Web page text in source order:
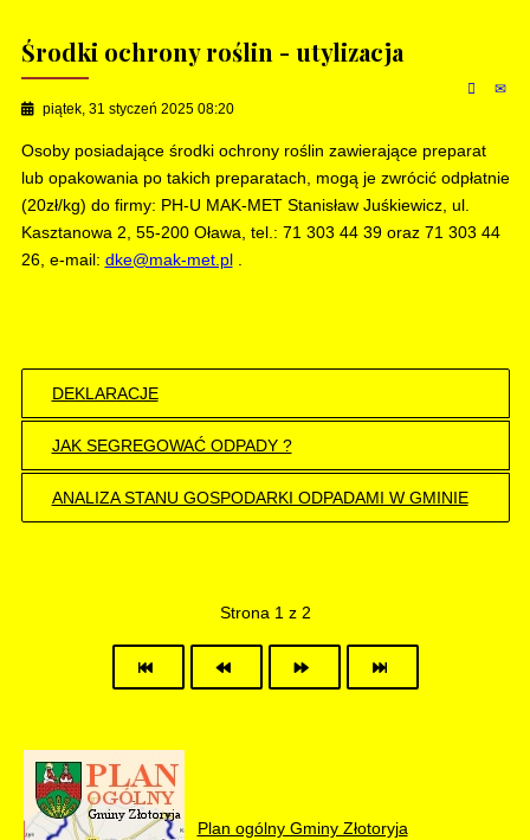
Środki ochrony roślin - utylizacja
piątek, 31 styczeń 2025 08:20
Osoby posiadające środki ochrony roślin zawierające preparat
lub opakowania po takich preparatach, mogą je zwrócić odpłatnie
(20zł/kg) do firmy: PH-U MAK-MET Stanisław Juśkiewicz, ul.
Kasztanowa 2, 55-200 Oława, tel.: 71 303 44 39 oraz 71 303 44
26, e-mail: dke@mak-met.pl.
DEKLARACJE
JAK SEGREGOWAĆ ODPADY ?
ANALIZA STANU GOSPODARKI ODPADAMI W GMINIE
Strona 1 z 2
Plan ogólny Gminy Złotoryja